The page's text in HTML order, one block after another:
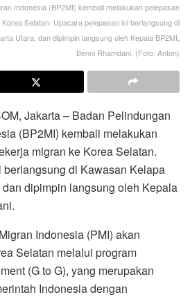
Indonesia (BP2MI) kembali melakukan pelepasan
Selatan. Upacara pelepasan ini berlangsung di
Utara, dan dipimpin langsung oleh Kepala BP2MI,
Benni Rhamdani. (Foto: Anton)
Jakarta – Badan Pelindungan
(BP2MI) kembali melakukan
migran ke Korea Selatan.
di Kawasan Kelapa
dipimpin langsung oleh Kepala
Indonesia (PMI) akan
Selatan melalui program
(G to G), yang merupakan
Indonesia dengan